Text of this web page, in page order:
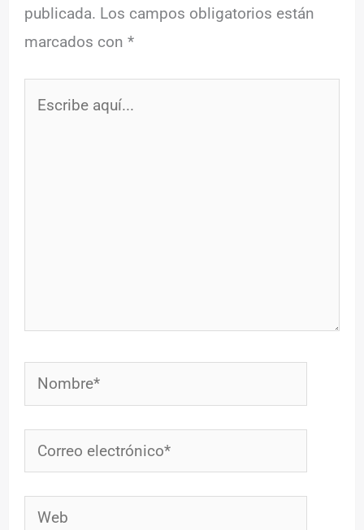
publicada. Los campos obligatorios están
marcados con*
Nombre*
Correo
electrónico*
Web